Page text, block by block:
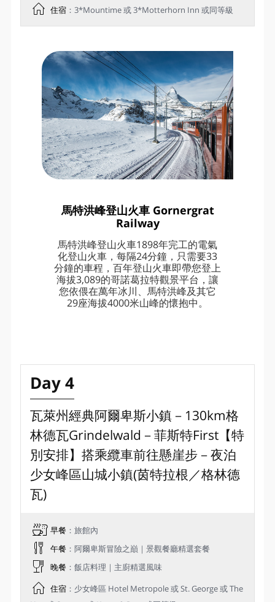
住宿：3*Mountime 或 3*Motterhorn Inn 或同等級
馬特洪峰登山火車 Gornergrat
Railway
馬特洪峰登山火車1898年完工的電氣
化登山火車，每隔24分鐘，只需要33
分鐘的車程，百年登山火車即帶您登上
海拔3,089的哥諾葛拉特觀景平台，讓
您依偎在萬年冰川、馬特洪峰及其它
29座海拔4000米山峰的懷抱中。
Day 4
瓦萊州經典阿爾卑斯小鎮－130km格
林德瓦Grindelwald－菲斯特First【特
別安排】搭乘纜車前往懸崖步－夜泊
少女峰區山城小鎮(茵特拉根／格林德
瓦)
早餐 ：旅館內
午餐 ：阿爾卑斯冒險之巔｜景觀餐廳精選套餐
晚餐 ：飯店料理｜主廚精選風味
住宿：少女峰區 Hotel Metropole 或 St. George 或 The